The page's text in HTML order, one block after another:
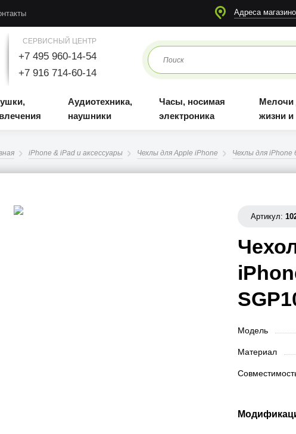
Адреса
СЕРВИСНЫЙ ЦЕНТР
+7 495 960-14-54
+7 916 714-60-14
Аудиотехника,
наушники
Часы, носимая
электроника
Мелочи
жизни
iPhone & iPad и аксессуары Чехлы для Apple iPhone Чехлы для iPhone
Артикул:
Модель
Материал